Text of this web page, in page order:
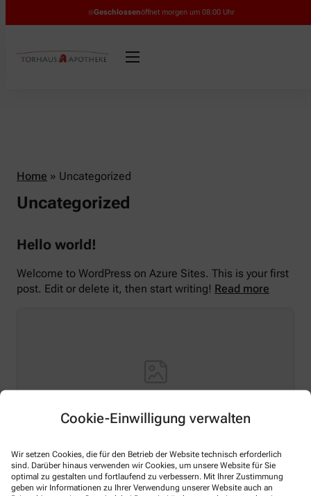
Cookie-Einwilligung verwalten
Wir setzen Cookies, die für den Betrieb der Website technisch erforderlich
sind. Darüber hinaus verwenden wir Cookies, um unsere Website für Sie
optimal zu gestalten und fortlaufend zu verbessern. Mit Ihrer Zustimmung
geben wir Informationen zu Ihrer Verwendung unserer Website auch an
Geschlossenöffnet morgen um 08:00 Uhr
Home » Uncategorized
Uncategorized
Hello world!
Welcome to WordPress on Azure Sites. This is your first
post. Edit or delete it, then start writing! Read more
Hello world!